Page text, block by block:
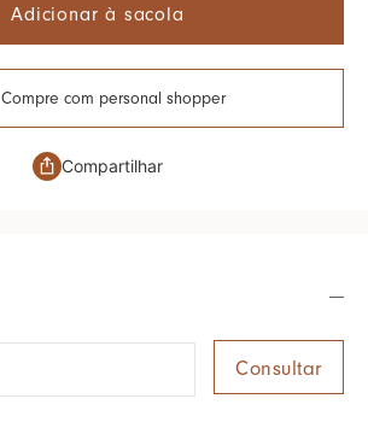
Adicionar à sacola
Compre com personal shopper
Compartilhar